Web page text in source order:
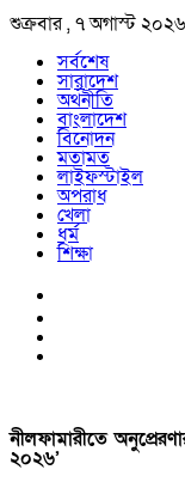
শুক্রবার , ৭ অগাস্ট ২০২৬
সর্বশেষ
সারাদেশ
অর্থনীতি
বাংলাদেশ
বিনোদন
মতামত
লাইফস্টাইল
অপরাধ
খেলা
ধর্ম
শিক্ষা
নীলফামারীতে
২০২৬’